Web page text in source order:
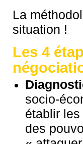
La
situation !
Les 4
socio-
établir les
des